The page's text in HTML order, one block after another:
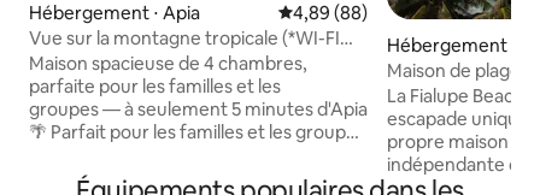
Hébergement ⋅ Apia Évaluation moyenne sur la
4,89 (88)
Vue sur la montagne tropicale (*WI-FI
illimité GRATUIT*)
Maison spacieuse de 4 chambres,
parfaite pour les familles et les
groupes — à seulement 5 minutes d'Apia
🌴 Parfait pour les familles et les groupes
détendre, déballer leurs affaires et
Hébergement ⋅
each
Maison de plage
récif !
La Fialupe Beach
escapade unique
propre maison
indépendante
Situé dans un